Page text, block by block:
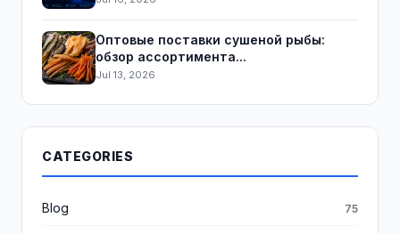
Оптовые поставки сушеной рыбы:
обзор ассортимента...
Jul 13, 2026
CATEGORIES
Blog 75